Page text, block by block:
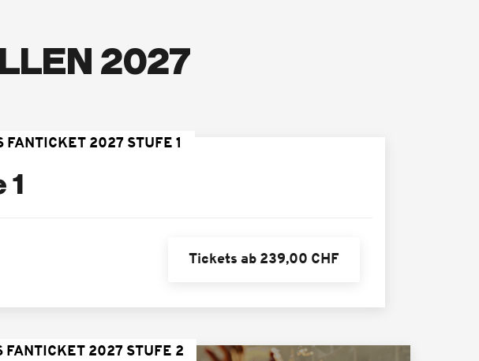
2027
FANTICKET 2027 STUFE 1
Tickets ab 239,00 CHF
FANTICKET 2027 STUFE 2